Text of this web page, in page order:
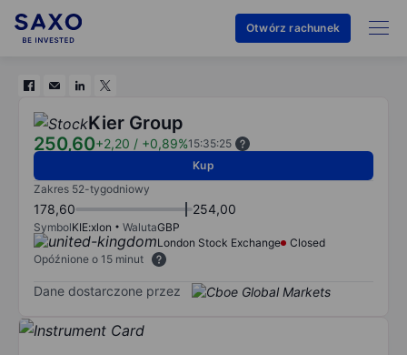
Otwórz rachunek
Kier Group
250,60+2,20 / +0,89%15:35:25
Kup
Zakres 52-tygodniowy
178,60 254,00
SymbolKIE:xlon WalutaGBP
London Stock Exchange
Closed
Opóźnione o 15 minut
Dane dostarczone przez